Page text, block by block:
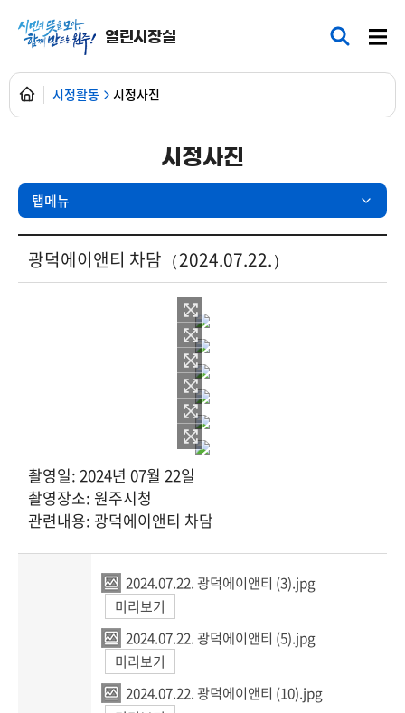
열린시장실
시정활동 시정사진
시정사진
탭메뉴
광덕에이앤티 차담（2024.07.22.）
촬영일: 2024년 07월 22일
촬영장소: 원주시청
관련내용: 광덕에이앤티 차담
2024.07.22. 광덕에이앤티 (3).jpg
미리보기
2024.07.22. 광덕에이앤티 (5).jpg
미리보기
2024.07.22. 광덕에이앤티 (10).jpg